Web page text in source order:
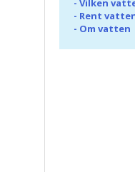
- Vilken
- Rent
- Om vatten